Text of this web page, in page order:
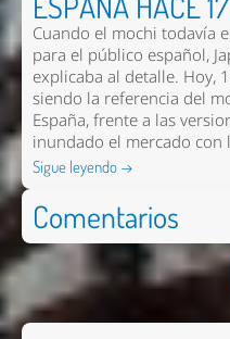
Cuando el mochi todavía
para el público español,
explicaba al detalle. Hoy,
siendo la referencia del
España, frente a las
inundado el mercado con
Sigue leyendo →
Comentarios